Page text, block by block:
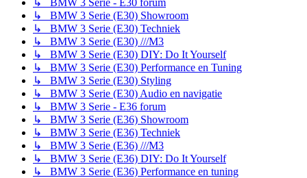
↳ BMW 3 Serie (E30) Showroom
↳ BMW 3 Serie (E30) Techniek
↳ BMW 3 Serie (E30) ///M3
↳ BMW 3 Serie (E30) DIY: Do It Yourself
↳ BMW 3 Serie (E30) Performance en Tuning
↳ BMW 3 Serie (E30) Styling
↳ BMW 3 Serie (E30) Audio en navigatie
↳ BMW 3 Serie - E36 forum
↳ BMW 3 Serie (E36) Showroom
↳ BMW 3 Serie (E36) Techniek
↳ BMW 3 Serie (E36) ///M3
↳ BMW 3 Serie (E36) DIY: Do It Yourself
↳ BMW 3 Serie (E36) Performance en tuning